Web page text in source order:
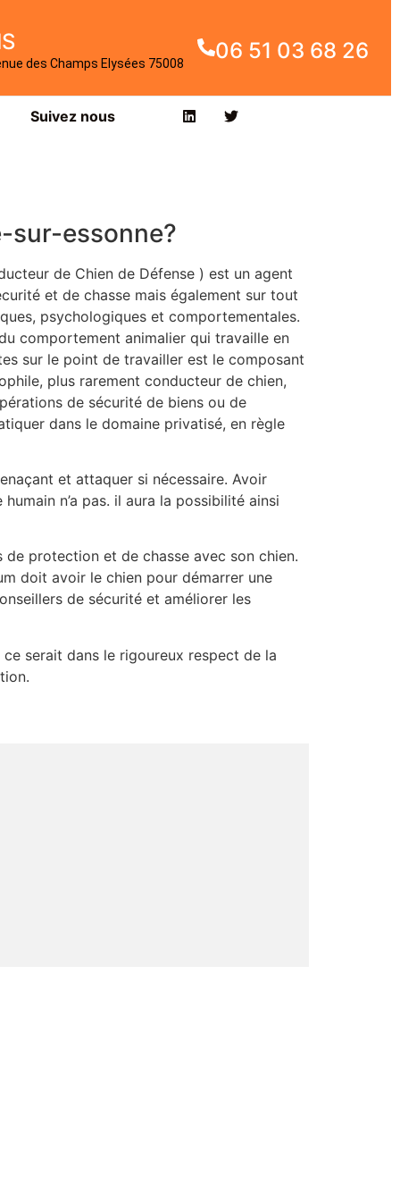
des Champs Elysées 75008 06 51 03 68 26
Suivez nous
sur-essonne?
de Chien de Défense ) est un agent
et de chasse mais également sur tout
psychologiques et comportementales.
comportement animalier qui travaille en
sur le point de travailler est le composant
plus rarement conducteur de chien,
de sécurité de biens ou de
dans le domaine privatisé, en règle
et attaquer si nécessaire. Avoir
n’a pas. il aura la possibilité ainsi
protection et de chasse avec son chien.
doit avoir le chien pour démarrer une
de sécurité et améliorer les
ce serait dans le rigoureux respect de la